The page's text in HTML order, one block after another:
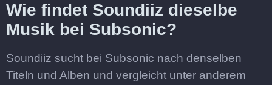
Wie findet Soundiiz dieselbe
Musik bei Subsonic?
Soundiiz sucht bei Subsonic nach denselben
Titeln und Alben und vergleicht unter anderem